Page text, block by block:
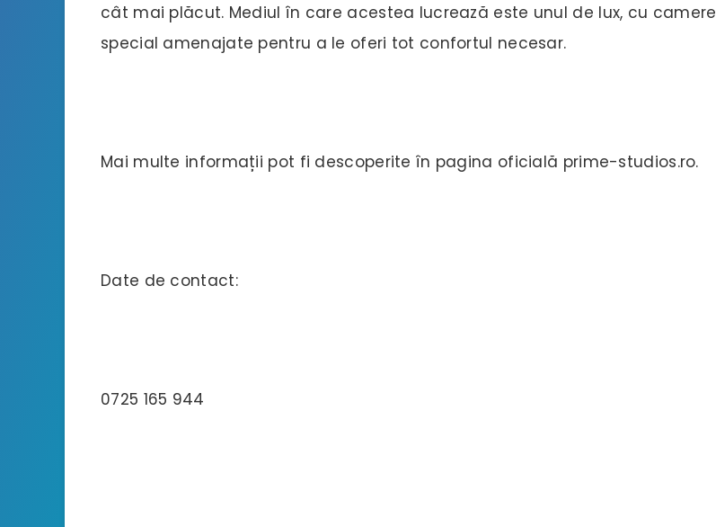
cât mai plăcut. Mediul în care acestea lucrează este unul de lux, cu camere
special amenajate pentru a le oferi tot confortul necesar.
Mai multe informații pot fi descoperite în pagina oficială prime-studios.ro.
Date de contact:
0725 165 944